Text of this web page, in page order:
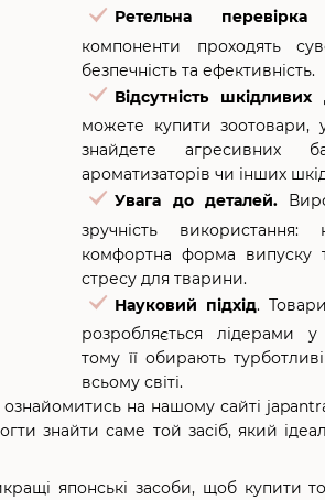
Ретельна перевірка
компоненти проходять
безпечність та ефективність.
Відсутність шкідливих
можете купити зоотовари,
знайдете агресивних
ароматизаторів чи інших
Увага до деталей.
зручність використання:
комфортна форма випуску
стресу для тварини.
Науковий підхід.
розробляється лідерами у
тому її обирають
всьому світі.
на нашому сайті
знайти саме той засіб, який
японські засоби, щоб купити